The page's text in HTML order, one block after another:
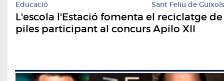
Educació Sant Feliu de Guíxols
L'escola l'Estació fomenta el reciclatge de
piles participant al concurs Apilo XII